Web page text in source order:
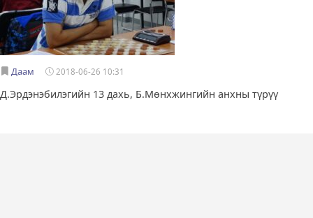
Даам 2018-06-26 10:31
Д.Эрдэнэбилэгийн 13 дахь, Б.Мөнхжингийн анхны түрүү